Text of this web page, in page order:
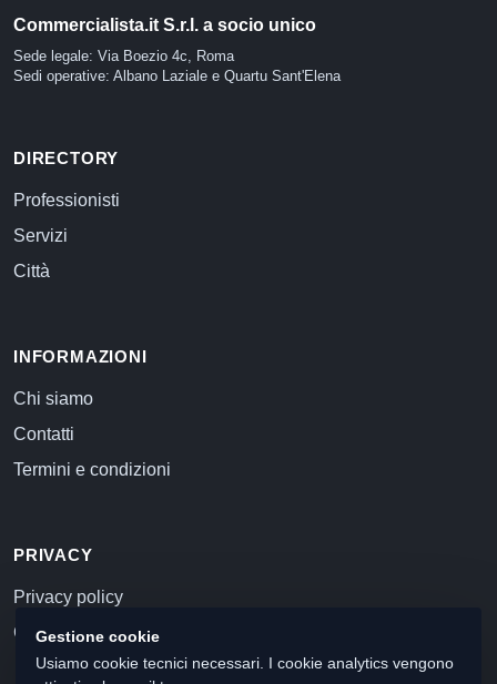
Commercialista.it S.r.l. a socio unico
Sede legale: Via Boezio 4c, Roma
Sedi operative: Albano Laziale e Quartu Sant'Elena
DIRECTORY
Professionisti
Servizi
Città
INFORMAZIONI
Chi siamo
Contatti
Termini e condizioni
PRIVACY
Privacy policy
Cookie policy
Gestione cookie
Usiamo cookie tecnici necessari. I cookie analytics vengono